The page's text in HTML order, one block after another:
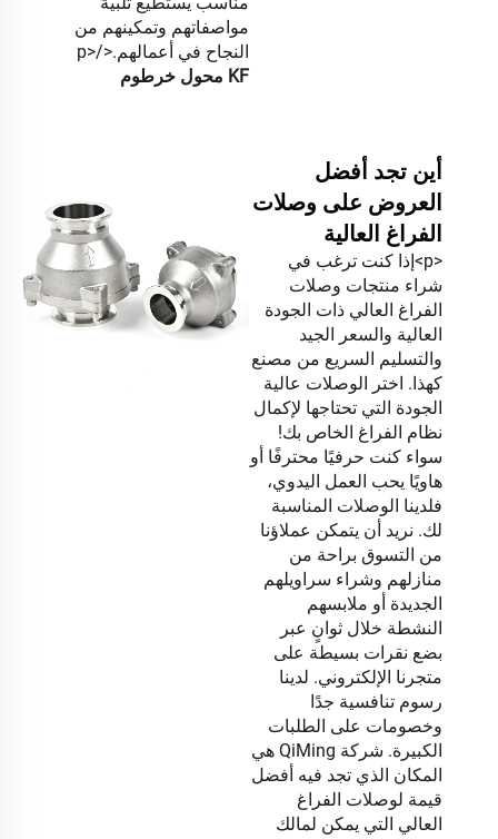
مواصفاتهم وتمكينهم من
النجاح في أعمالهم.</p>
KF محول خرطوم
أين تجد أفضل
العروض على وصلات
الفراغ العالية
<p>إذا كنت ترغب في
شراء منتجات وصلات
الفراغ العالي ذات الجودة
العالية والسعر الجيد
والتسليم السريع من مصنع
كهذا. اختر الوصلات عالية
الجودة التي تحتاجها لإكمال
نظام الفراغ الخاص بك!
سواء كنت حرفيًا محترفًا أو
هاويًا يحب العمل اليدوي،
فلدينا الوصلات المناسبة
لك. نريد أن يتمكن عملاؤنا
من التسوق براحة من
منازلهم وشراء سراويلهم
الجديدة أو ملابسهم
النشطة خلال ثوانٍ عبر
بضع نقرات بسيطة على
متجرنا الإلكتروني. لدينا
رسوم تنافسية جدًا
وخصومات على الطلبات
الكبيرة. شركة QiMing هي
المكان الذي تجد فيه أفضل
قيمة لوصلات الفراغ
العالي التي يمكن لمالك